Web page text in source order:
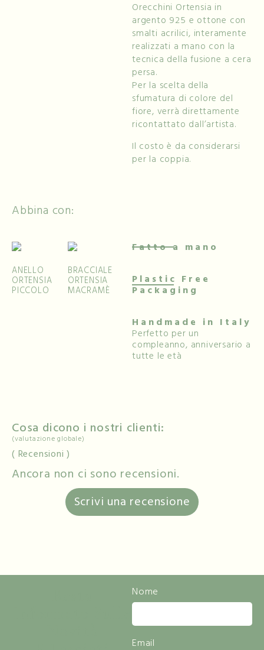
Orecchini Ortensia in
argento 925 e ottone con
smalti acrilici, interamente
realizzati a mano con la
tecnica della fusione a cera
persa.
Per la scelta della
sfumatura di colore del
fiore, verrà direttamente
ricontattato dall’artista.
Il costo è da considerarsi
per la coppia.
Abbina con:
ANELLO
ORTENSIA
PICCOLO
BRACCIALE
ORTENSIA
MACRAMÈ
Fatto a mano
Plastic Free
Packaging
Handmade in Italy
Perfetto per un
compleanno, anniversario a
tutte le età
Cosa dicono i nostri clienti:
(valutazione globale)
Recensioni
Ancora non ci sono recensioni.
Scrivi una recensione
Nome
Email